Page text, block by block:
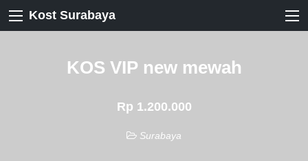
Kost Surabaya
KOS VIP new mewah
Rp 1.200.000
Surabaya